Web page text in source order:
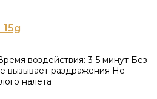
воздействия: 3-5 минут Без
вызывает раздражения Не
налета